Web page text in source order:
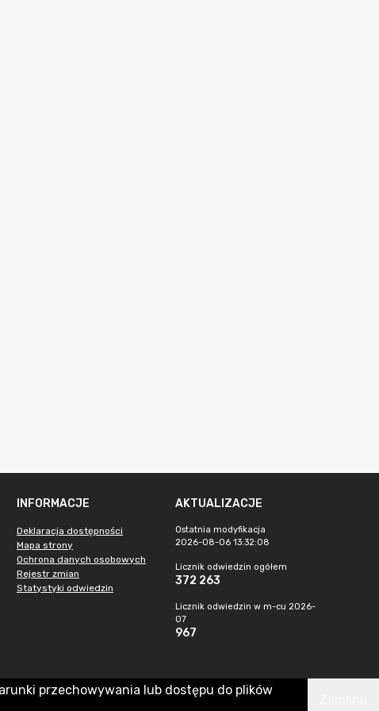
INFORMACJE
Deklaracja dostępności
Mapa strony
Ochrona danych osobowych
Rejestr zmian
Statystyki odwiedzin
AKTUALIZACJE
Ostatnia modyfikacja
2026-08-06 13:32:08
Licznik odwiedzin ogółem
372 263
Licznik odwiedzin w m-cu 2026-
07
967
przechowywania lub dostępu do plików